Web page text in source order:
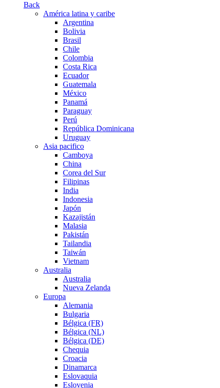
Back
América latina y caribe
Argentina
Bolivia
Brasil
Chile
Colombia
Costa Rica
Ecuador
Guatemala
México
Panamá
Paraguay
Perú
República Dominicana
Uruguay
Asia pacifico
Camboya
China
Corea del Sur
Filipinas
India
Indonesia
Japón
Kazajistán
Malasia
Pakistán
Tailandia
Taiwán
Vietnam
Australia
Australia
Nueva Zelanda
Europa
Alemania
Bulgaria
Bélgica (FR)
Bélgica (NL)
Bélgica (DE)
Chequia
Croacia
Dinamarca
Eslovaquia
Eslovenia